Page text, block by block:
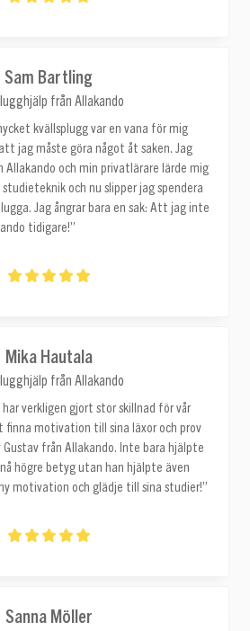
Sam Bartling
från Allakando
kvällsplugg var en vana för mig
jag måste göra något åt saken. Jag
och min privatlärare lärde mig
och nu slipper jag spendera
Jag ångrar bara en sak: Att jag inte
tidigare!”
Mika Hautala
från Allakando
har verkligen gjort stor skillnad för vår
finna motivation till sina läxor och prov
Gustav från Allakando. Inte bara hjälpte
högre betyg utan han hjälpte även
motivation och glädje till sina studier!”
Sanna Möller